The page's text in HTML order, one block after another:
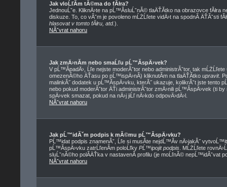
Jak vloĹľĂ­m tĂ©ma do fĂłra?
JednouĹˇe. KliknÄ›te na pĹ™Ă­sluĹˇnĂ© tlaÄŤĂ­tko na obrazovce
diskuze. To, co vĂˇm je povoleno mĹŻĹľete vidÄ›t na spodnĂ­ ÄŤĂˇsti
hlasovat v tomto fĂłru, atd.).
NĂˇvrat nahoru
Jak zmÄ›nĂ­m nebo smaĹľu pĹ™Ă­spÄ›vek?
V pĹ™Ă­padÄ›, Ĺľe nejste moderĂˇtor nebo administrĂˇtor, tak
omezenĂ©ho ÄŤasu po pĹ™ispÄ›nĂ­) kliknutĂ­m na tlaÄŤĂ­tko upravit.
malinkĂ˝ dodatek u pĹ™Ă­spÄ›vku, kterĂ˝ ukazuje, kolikrĂˇt jste tento
nebo pokud moderĂˇtor ÄŤi administrĂˇtor zmÄ›nili pĹ™Ă­spÄ›vek (ti
spÄ›vek smazat, pokud na nÄ›j jiĹľ nÄ›kdo odpovÄ›dÄ›l.
NĂˇvrat nahoru
Jak pĹ™idĂˇm podpis k mĂ©mu pĹ™Ă­spÄ›vku?
PĹ™idat podpis znamenĂˇ, Ĺľe si musĂ­te nejdĹ™Ă­v nÄ›jakĂ˝
pĹ™Ă­spÄ›vku zatrĹľenĂ­m poloĹľky PĹ™ipojit podpis . MĹŻĹľete
sluĹˇnĂ©ho polĂ­ÄŤka v nastavenĂ­ profilu (je moĹľnĂ© nepĹ™idĂˇvat
NĂˇvrat nahoru